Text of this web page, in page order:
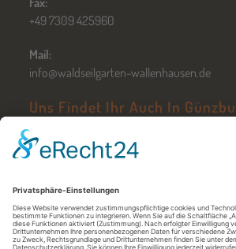
+49 7309 425960
Mail:
info@waldseilgarten-wallenhausen.de
Uns Findet Ihr Auch In
Öffnungszeiten in